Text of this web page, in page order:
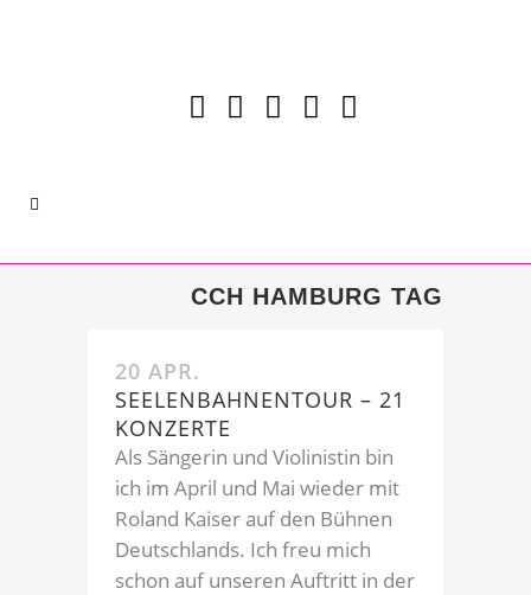
CCH HAMBURG TAG
20 APR.
SEELENBAHNENTOUR – 21
KONZERTE
Als Sängerin und Violinistin bin
ich im April und Mai wieder mit
Roland Kaiser auf den Bühnen
Deutschlands. Ich freu mich
schon auf unseren Auftritt in der